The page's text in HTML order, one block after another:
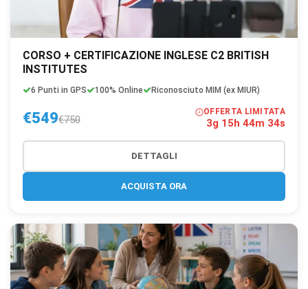
CORSO + CERTIFICAZIONE INGLESE C2 BRITISH
INSTITUTES
6 Punti in GPS 100% Online Riconosciuto MIM (ex MIUR)
€549€750
OFFERTA LIMITATA
3g 15h 44m 33s
DETTAGLI
ACQUISTA ORA